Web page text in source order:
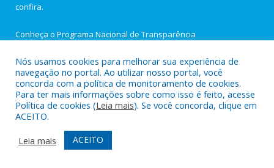
confira.
Conheça o Programa Nacional de Transparência
Todos os direitos reservados a Câmara Municipal de Igarapé-
Açu.
Portal da transparência
Acessar Área Administrativa
Nós usamos cookies para melhorar sua experiência de
navegação no portal. Ao utilizar nosso portal, você
concorda com a política de monitoramento de cookies.
Para ter mais informações sobre como isso é feito, acesse
Política de cookies (Leia mais). Se você concorda, clique em
ACEITO.
Leia mais
ACEITO